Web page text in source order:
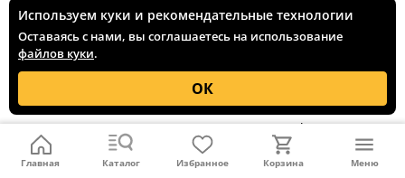
Главная Каталог Избранное Корзина Меню
пневматическая система крепления, уничтожающая
любые вибрации. Высокий уровень SPL составляет
174 дБ. Поэтому даже при очень высоком уровне
звукового давления он обеспечивает студийное
качество звучания. Предназначенный для
улавливания низких частот, этот микрофон отлично
справляется со своей задачей.
Используем куки и рекомендательные технологии
Оставаясь с нами, вы соглашаетесь на использование
файлов куки.
ОК